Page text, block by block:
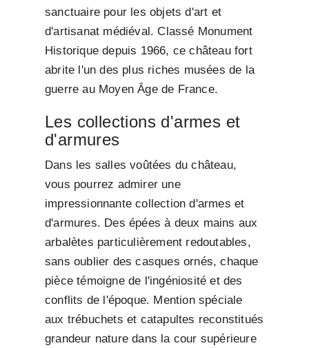
sanctuaire pour les objets d'art et
d'artisanat médiéval. Classé Monument
Historique depuis 1966, ce château fort
abrite l'un des plus riches musées de la
guerre au Moyen Âge de France.
Les collections d'armes et
d'armures
Dans les salles voûtées du château,
vous pourrez admirer une
impressionnante collection d'armes et
d'armures. Des épées à deux mains aux
arbalètes particulièrement redoutables,
sans oublier des casques ornés, chaque
pièce témoigne de l'ingéniosité et des
conflits de l'époque. Mention spéciale
aux trébuchets et catapultes reconstitués
grandeur nature dans la cour supérieure